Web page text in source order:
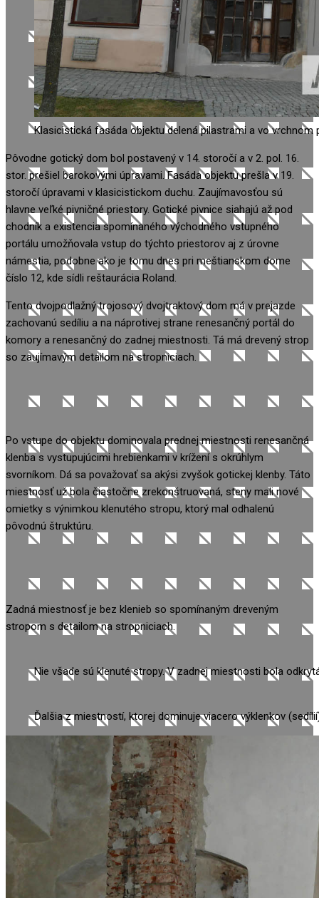
Klasicistická fasáda objektu delená pilastrami a vo vrchnom
Pôvodne gotický dom bol postavený v 14. storočí a v 2. pol. 16.
stor. prešiel barokovými úpravami. Fasáda objektu prešla v 19.
storočí úpravami v klasicistickom duchu. Zaujímavosťou sú
hlavne veľké pivničné priestory. Gotické pivnice siahajú až pod
chodník a existencia spomínaného východného vstupného
portálu umožňovala vstup do týchto priestorov aj z úrovne
námestia, podobne ako je tomu dnes pri meštianskom dome
číslo 12, kde sídli reštaurácia Roland.
Tento dvojpodlažný trojosový dvojtraktový dom má v prejazde
zachovanú sedíliu a na náprotivej strane renesančný portál do
komory a renesančný do zadnej miestnosti. Tá má drevený strop
so zaujímavým detailom na stropniciach.
Po vstupe do objektu dominovala prednej miestnosti renesančná
klenba s vystupujúcimi hrebienkami v krížení s okrúhlym
svorníkom. Dá sa považovať sa akýsi zvyšok gotickej klenby. Táto
miestnosť už bola čiastočne zrekonštruovaná, steny mali nové
omietky s výnimkou klenutého stropu, ktorý mal odhalenú
pôvodnú štruktúru.
Zadná miestnosť je bez klenieb so spomínaným dreveným
stropom s detailom na stropniciach.
Nie všade sú klenuté stropy. V zadnej miestnosti bola
Ďalšia z miestností, ktorej dominuje viacero výklenkov